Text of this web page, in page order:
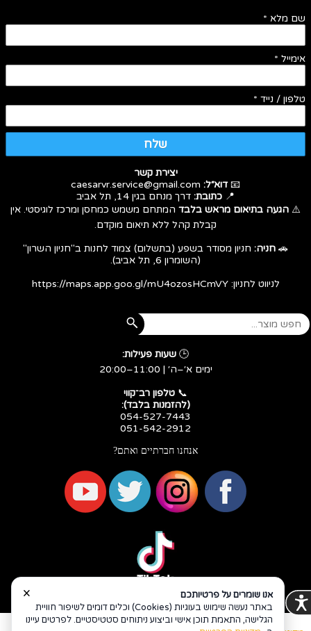
שם מלא *
אימייל *
טלפון / נייד *
שלח
יצירת קשר
📧דוא״ל:
📍 כתובת: דרך מנחם בגין 14, תל אביב
⚠️ הגעה בתיאום מראש בלבד המתחם משמש כמחסן ומרכז לוגיסטי. אין
קבלת קהל ללא תיאום מוקדם.
🚗 חניה: חניון מסודר בשפע (בתשלום) צמוד לחנות ב"חניון השרון"
(השומרון 6, תל אביב).
לניווט לחניון:https://maps.app.goo.gl/mU4ozosHCmVY
🕒 שעות פעילות:
ימים א׳–ה׳ | 11:00–20:00
​​​​​​​📞 טלפון רב־קווי
(להזמנות בלבד):
054-527-7443
051-542-2912
אנחנו חברתיים ואתם?
×
אנו שומרים על פרטיותכם
באתר נעשה שימוש בעוגיות (Cookies) וכלים דומים לשיפור חוויית
הגלישה, התאמת תוכן אישי וביצוע ניתוחים סטטיסטיים. לפרטים עיינו